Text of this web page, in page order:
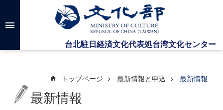
メインのコンテンツブロックにジャンプします
高
検
台
トップページ 最新情報と申込 最新情報
最新情報